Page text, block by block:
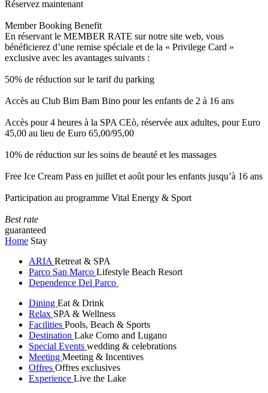
Réservez maintenant
Member Booking Benefit
En réservant le MEMBER RATE sur notre site web, vous
bénéficierez d’une remise spéciale et de la « Privilege Card »
exclusive avec les avantages suivants :
50% de réduction sur le tarif du parking
Accès au Club Bim Bam Bino pour les enfants de 2 à 16 ans
Accès pour 4 heures à la SPA CEò, réservée aux adultes, pour Euro
45,00 au lieu de Euro 65,00/95,00
10% de réduction sur les soins de beauté et les massages
Free Ice Cream Pass en juillet et août pour les enfants jusqu’à 16 ans
Participation au programme Vital Energy & Sport
Best rate
guaranteed
Home Stay
ARIA Retreat & SPA
Parco San Marco Lifestyle Beach Resort
Dependence Del Parco
Dining Eat & Drink
Relax SPA & Wellness
Facilities Pools, Beach & Sports
Destination Lake Como and Lugano
Special Events wedding & celebrations
Meeting Meeting & Incentives
Offres Offres exclusives
Experience Live the Lake